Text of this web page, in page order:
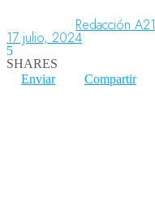
Aeropuertos
Columnistas
Redacción A21
17 julio, 2024
5
SHARES
Enviar
Compartir